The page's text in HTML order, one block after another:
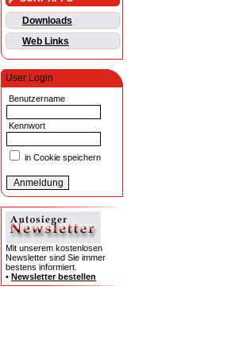
Downloads
Web Links
User Login
Benutzername
Kennwort
in Cookie speichern
Mit unserem kostenlosen
Newsletter sind Sie immer
bestens informiert.
• Newsletter bestellen